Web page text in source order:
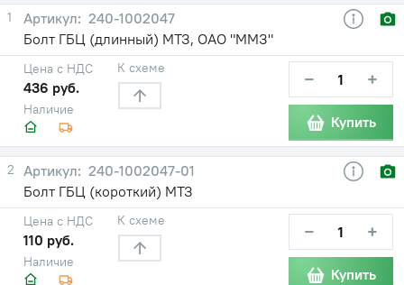
1
240-1002047
Болт ГБЦ (длинный) МТЗ, ОАО "ММЗ"
Наличие
Цена с НДС
436 руб.
К схеме − +
Купить
2
240-1002047-01
Болт ГБЦ (короткий) МТЗ
Наличие
Цена с НДС
110 руб.
К схеме − +
Купить